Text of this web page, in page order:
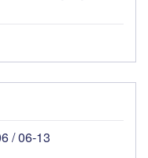
/ 06-13